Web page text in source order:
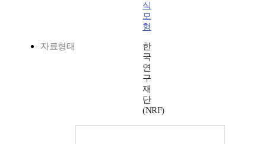
식
모
형
자료형태
한
국
연
구
재
단
(NRF)